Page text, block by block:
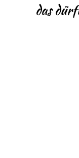
das